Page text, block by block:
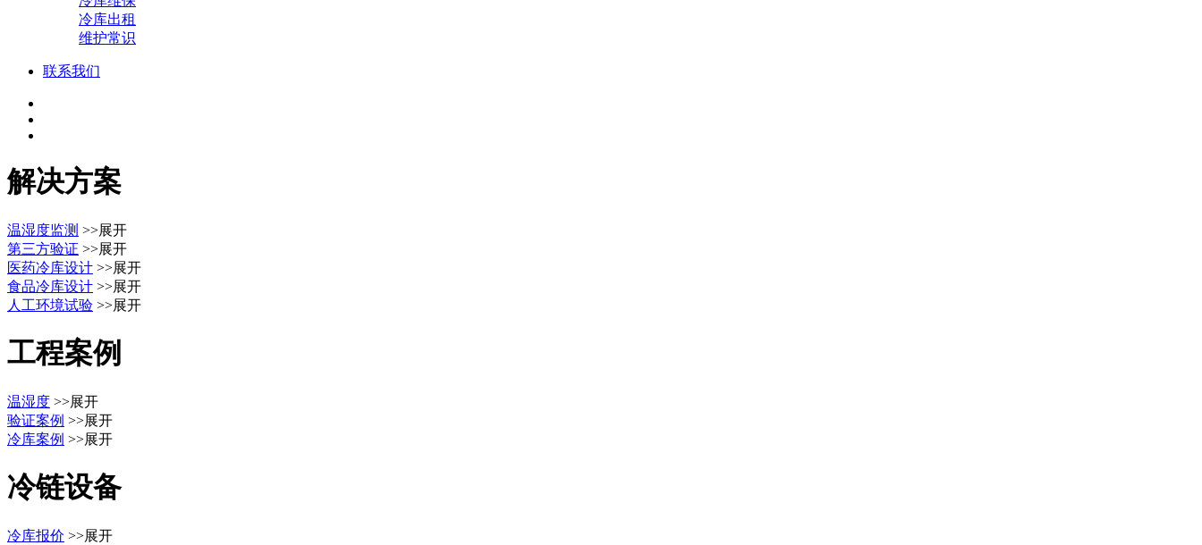
冷库出租
维护常识
联系我们
解决方案
温湿度监测 >>展开
第三方验证 >>展开
医药冷库设计 >>展开
食品冷库设计 >>展开
人工环境试验 >>展开
工程案例
温湿度 >>展开
验证案例 >>展开
冷库案例 >>展开
冷链设备
冷库报价 >>展开